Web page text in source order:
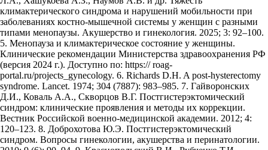
климактерического синдрома и нарушений мобильности при
заболеваниях костно-мышечной системы у женщин с разными
типами менопаузы. Акушерство и гинекология. 2025; 3: 92–100.
5. Менопауза и климактерическое состояние у женщины.
Клинические рекомендации Министерства здравоохранения РФ
(версия 2024 г.). Доступно по: https:// roag-
portal.ru/projects_gynecology. 6. Richards D.H. A post-hysterectomy
syndrome. Lancet. 1974; 304 (7887): 983–985. 7. Гайворонских
Д.И., Коваль А.А., Скворцов В.Г. Постгистерэктомический
синдром: клинические проявления и методы их коррекции.
Вестник Российской военно-медицинской академии. 2012; 4:
120–123. 8. Доброхотова Ю.Э. Постгистерэктомический
синдром. Вопросы гинекологии, акушерства и перинатологии.